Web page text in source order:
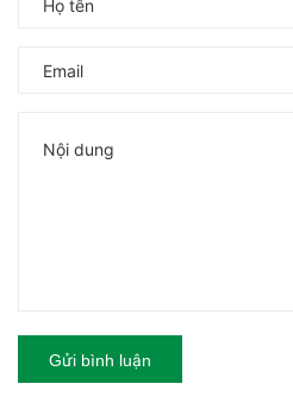
Gửi bình luận